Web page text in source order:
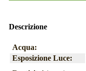
Descrizione
Acqua:
Esposizione Luce: